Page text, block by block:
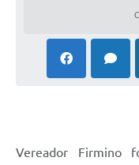
Vereador